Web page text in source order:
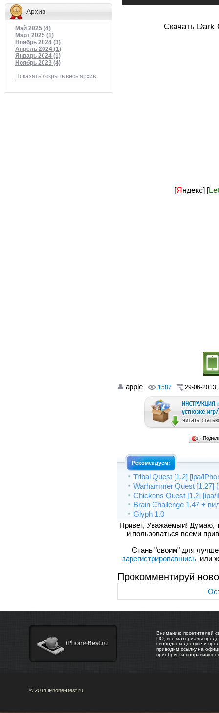
Архив
Май 2025 (4)
Март 2025 (1)
Ноябрь 2024 (3)
Апрель 2024 (1)
Январь 2024 (1)
Ноябрь 2023 (4)
Показать / скрыть весь архив
Скачать Dark
[Яндекс] [Let
apple 1587 29-06-2013,
Рекомендуем:
Tribal Quest [1.2] [ipa/
Warhammer Quest [1.27]
Chickens Quest [1.2] [ipa/
Brain Challenge 1.47 +
Glyph 1.0
Привет, Уважаемый! Думаю,
и пользоваться всеми
Стань "своим" для
зарегистрировавшись, или
Прокомментируй
Вниманию посетителей
ПО, все материалы
свободном доступе и
приводим ссылку на
приобрести
© 2014 iPhone-Best.ru